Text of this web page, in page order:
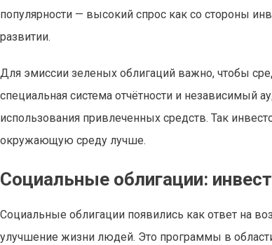
популярности — высокий спрос как со стороны
развитии.
Для эмиссии зеленых облигаций важно, чтобы
специальная система отчётности и независимый
использования привлеченных средств. Так
окружающую среду лучше.
Социальные облигации:
Социальные облигации появились как ответ на
улучшение жизни людей. Это программы в